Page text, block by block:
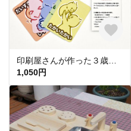
1,050円